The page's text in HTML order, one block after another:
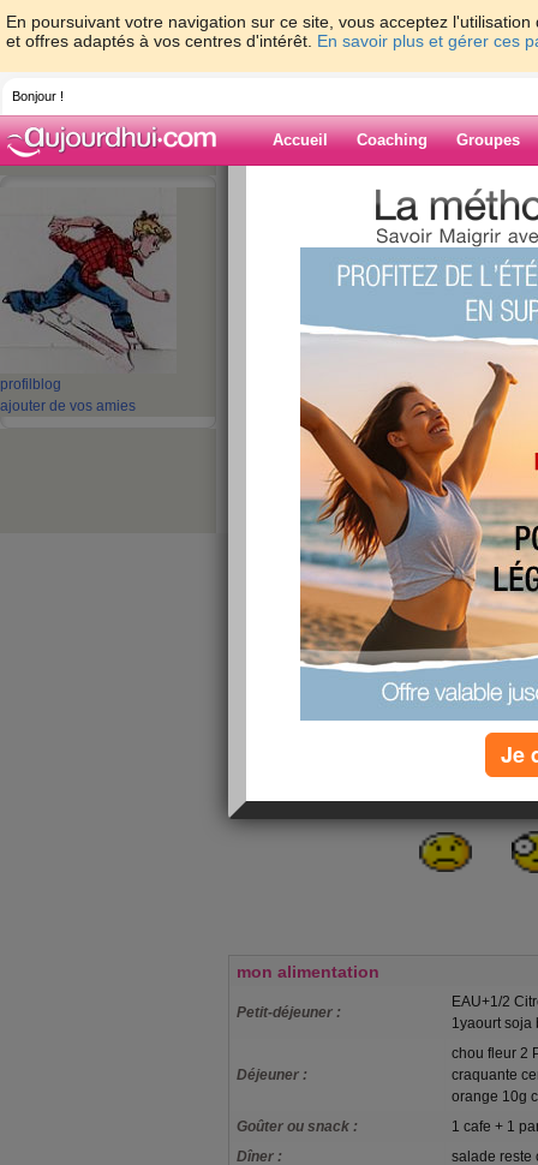
En poursuivant votre navigation sur ce site, vous acceptez
et offres adaptés à vos centres d'intérêt. En savoir plus et gérer ces
Bonjour !
Accueil Coaching Groupes
profil blog
ajouter de vos amies
> > J10
Blog de
J10 Histoire
J10* jeudi 10 janvier 2008
Histoire
Un jeune moine, qui venait d
s’adressa au
« Je suis nouveau
Pourriez-vous me donner
-As-tu mangé ta
Demanda le
-Oui, je l’ai mangée,
- Alors, va laver
mon alimentation
Petit-déjeuner :
EAU+1/2
1yaourt soja
Déjeuner :
chou fleur 2
craquante
orange 10g
Goûter ou snack :
1 cafe + 1
Dîner :
salade reste
Je